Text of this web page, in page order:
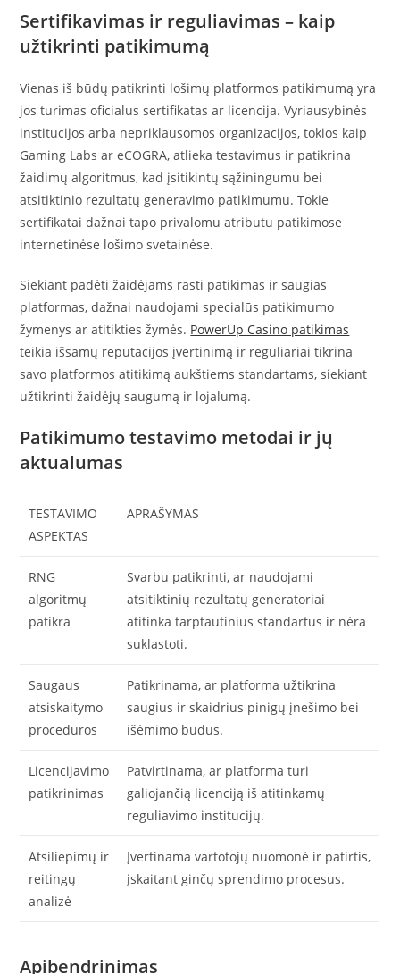
Sertifikavimas ir reguliavimas – kaip
užtikrinti patikimumą
Vienas iš būdų patikrinti lošimų platformos patikimumą yra
jos turimas oficialus sertifikatas ar licencija. Vyriausybinės
institucijos arba nepriklausomos organizacijos, tokios kaip
Gaming Labs ar eCOGRA, atlieka testavimus ir patikrina
žaidimų algoritmus, kad įsitikintų sąžiningumu bei
atsitiktinio rezultatų generavimo patikimumu. Tokie
sertifikatai dažnai tapo privalomu atributu patikimose
internetinėse lošimo svetainėse.
Siekiant padėti žaidėjams rasti patikimas ir saugias
platformas, dažnai naudojami specialūs patikimumo
žymenys ar atitikties žymės. PowerUp Casino patikimas
teikia išsamų reputacijos įvertinimą ir reguliariai tikrina
savo platformos atitikimą aukštiems standartams, siekiant
užtikrinti žaidėjų saugumą ir lojalumą.
Patikimumo testavimo metodai ir jų
aktualumas
TESTAVIMO
ASPEKTAS
APRAŠYMAS
RNG
algoritmų
patikra
Svarbu patikrinti, ar naudojami
atsitiktinių rezultatų generatoriai
atitinka tarptautinius standartus ir nėra
suklastoti.
Saugaus
atsiskaitymo
procedūros
Patikrinama, ar platforma užtikrina
saugius ir skaidrius pinigų įnešimo bei
išėmimo būdus.
Licencijavimo
patikrinimas
Patvirtinama, ar platforma turi
galiojančią licenciją iš atitinkamų
reguliavimo institucijų.
Atsiliepimų ir
reitingų
analizė
Įvertinama vartotojų nuomonė ir patirtis,
įskaitant ginčų sprendimo procesus.
Apibendrinimas